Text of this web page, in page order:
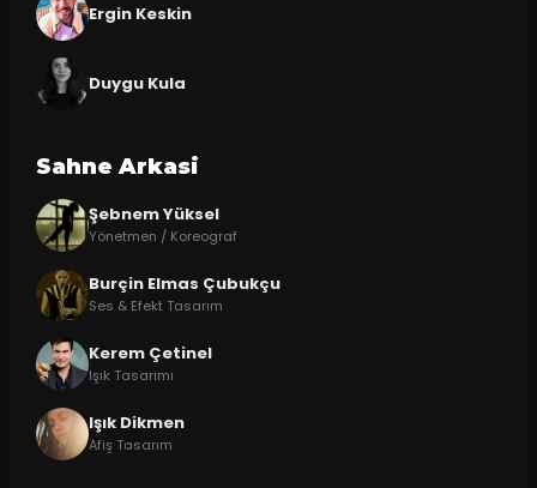
Ergin Keskin
Duygu Kula
Sahne Arkasi
Şebnem Yüksel
Yönetmen / Koreograf
Burçin Elmas Çubukçu
Ses & Efekt Tasarım
Kerem Çetinel
Işık Tasarımı
Işık Dikmen
Afiş Tasarım